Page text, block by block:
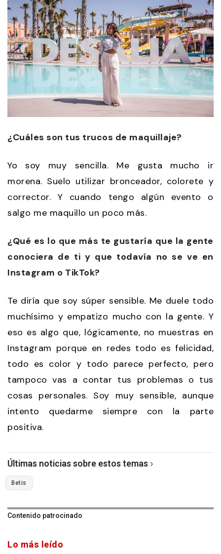
¿Cuáles son tus trucos de maquillaje?
Yo soy muy sencilla. Me gusta mucho ir
morena. Suelo utilizar bronceador, colorete y
corrector. Y cuando tengo algún evento o
salgo me maquillo un poco más.
¿Qué es lo que más te gustaría que la gente
conociera de ti y que todavía no se ve en
Instagram o TikTok?
Te diría que soy súper sensible. Me duele todo
muchísimo y empatizo mucho con la gente. Y
eso es algo que, lógicamente, no muestras en
Instagram porque en redes todo es felicidad,
todo es color y todo parece perfecto, pero
tampoco vas a contar tus problemas o tus
cosas personales. Soy muy sensible, aunque
intento quedarme siempre con la parte
positiva.
Últimas noticias sobre estos temas
Betis
Contenido patrocinado
Lo más leído